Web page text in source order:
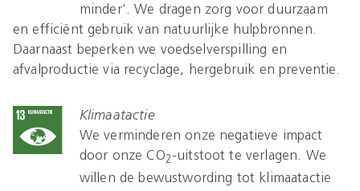
minder’. We dragen zorg voor duurzaam
en efficiënt gebruik van natuurlijke hulpbronnen.
Daarnaast beperken we voedselverspilling en
afvalproductie via recyclage, hergebruik en preventie.
Klimaatactie
We verminderen onze negatieve impact
door onze CO2-uitstoot te verlagen. We
willen de bewustwording tot klimaatactie